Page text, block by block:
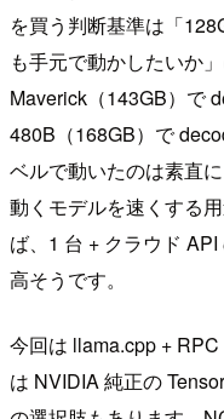
を買う判断基準は「
も手元で動かしたいか
Maverick（143GB）で
480B（168GB）で
ベルで動いたのは素直
動くモデルを速くする
ば、1 台 + クラウド
高そうです。
今回は llama.cpp +
は NVIDIA 純正の